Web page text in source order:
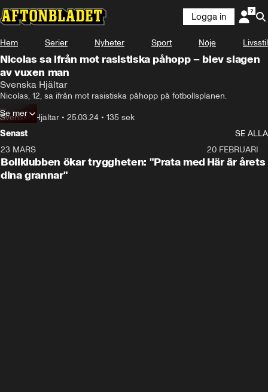
Nicolas är en hjälte som har stått upp för ett annat barn.
Logga in
Hem Serier Nyheter Sport Nöje Livsstil
Nicolas sa ifrån mot rasistiska påhopp – blev slagen
av vuxen man
Svenska Hjältar
Nicolas, 12, sa ifrån mot rasistiska påhopp på fotbollsplanen.
Då kom en vuxen man inrusande med sin pitbull.
– Från ingenstans slog han mig i ansiktet med handflatan, säger
Nicolas.
Svenska Hjältar • 25.03.24 • 135 sek
Se mer
Senast
SE ALLA
23 MARS
Bollklubben ökar tryggheten: "Prata med
dina grannar"
20 FEBRUARI
Här är